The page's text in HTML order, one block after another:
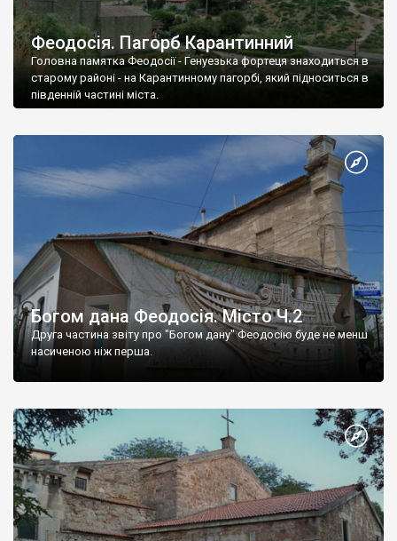
Феодосія. Пагорб Карантинний
Головна памятка Феодосії - Генуезька фортеця знаходиться в
старому районі - на Карантинному пагорбі, який підноситься в
південній частині міста.
Богом дана Феодосія. Місто Ч.2
Друга частина звіту про "Богом дану" Феодосію буде не менш
насиченою ніж перша.